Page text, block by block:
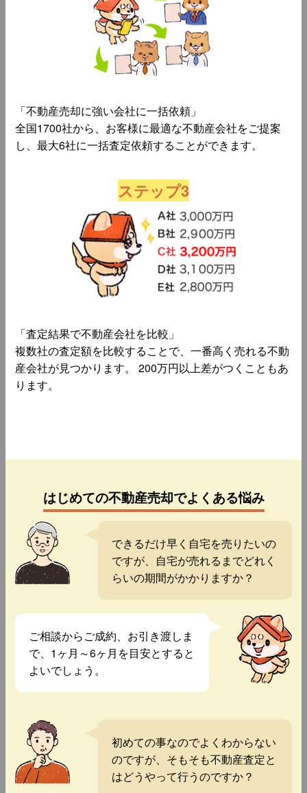
「不動産売却に強い会社に一括依頼」
全国1700社から、お客様に最適な不動産会社をご提案
し、最大6社に一括査定依頼することができます。
ステップ3
「査定結果で不動産会社を比較」
複数社の査定額を比較することで、一番高く売れる不動
産会社が見つかります。 200万円以上差がつくこともあ
ります。
はじめての不動産売却でよくある悩み
できるだけ早く自宅を売りたいの
ですが、自宅が売れるまでどれく
らいの期間がかかりますか？
ご相談からご成約、お引き渡しま
で、1ヶ月～6ヶ月を目安とすると
よいでしょう。
初めての事なのでよくわからない
のですが、そもそも不動産査定と
はどうやって行うのですか？